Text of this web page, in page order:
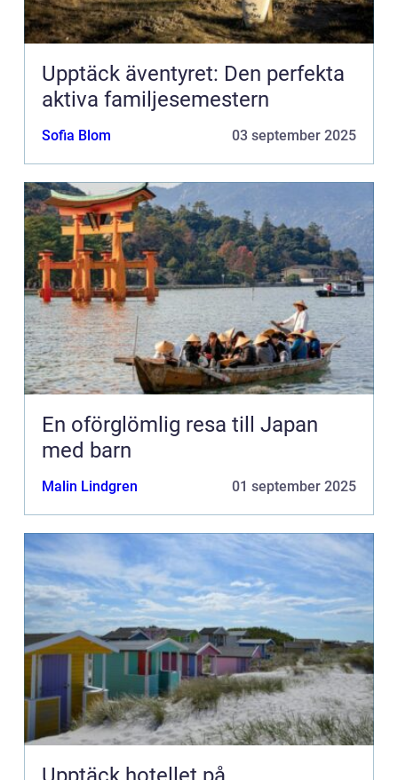
Upptäck äventyret: Den perfekta
aktiva familjesemestern
Sofia Blom 03 september 2025
En oförglömlig resa till Japan
med barn
Malin Lindgren 01 september 2025